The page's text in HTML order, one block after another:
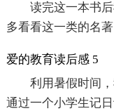
读完这一本书
多看看这一类的名著
爱的教育读后感 5
利用暑假时间
通过一个小学生记